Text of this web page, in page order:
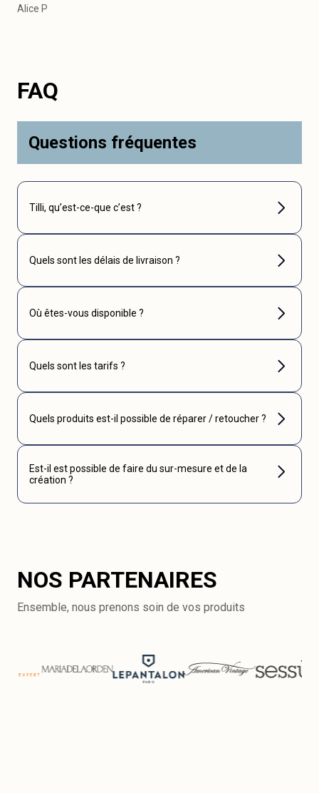
Alice P
FAQ
Questions fréquentes
Tilli, qu’est-ce-que c’est ?
Quels sont les délais de livraison ?
Où êtes-vous disponible ?
Quels sont les tarifs ?
Quels produits est-il possible de réparer / retoucher ?
Est-il est possible de faire du sur-mesure et de la
création ?
NOS PARTENAIRES
Ensemble, nous prenons soin de vos produits